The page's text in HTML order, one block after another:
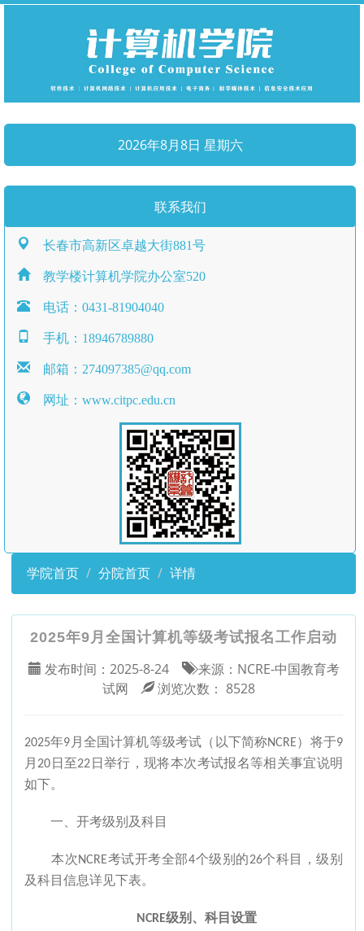
2026年8月8日 星期六
联系我们
长春市高新区卓越大街881号
教学楼计算机学院办公室520
电话：0431-81904040
手机：18946789880
邮箱：274097385@qq.com
网址：www.citpc.edu.cn
学院首页 分院首页 详情
2025年9月全国计算机等级考试报名工作启动
发布时间： 2025-8-24 来源： NCRE-中国教育考
试网
浏览次数： 8528
2025年9月全国计算机等级考试（以下简称NCRE）将于9
月20日至22日举行，现将本次考试报名等相关事宜说明
如下。
一、开考级别及科目
本次NCRE考试开考全部4个级别的26个科目，级别
及科目信息详见下表。
NCRE级别、科目设置